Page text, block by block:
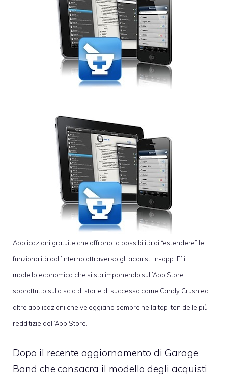
Applicazioni gratuite che offrono la possibilità di “estendere” le
funzionalità dall’interno attraverso gli acquisti in-app. E’ il
modello economico che si sta imponendo sull’App Store
soprattutto sulla scia di storie di successo come Candy Crush ed
altre applicazioni che veleggiano sempre nella top-ten delle più
redditizie dell’App Store.
Dopo il recente aggiornamento di Garage
Band che consacra il modello degli acquisti